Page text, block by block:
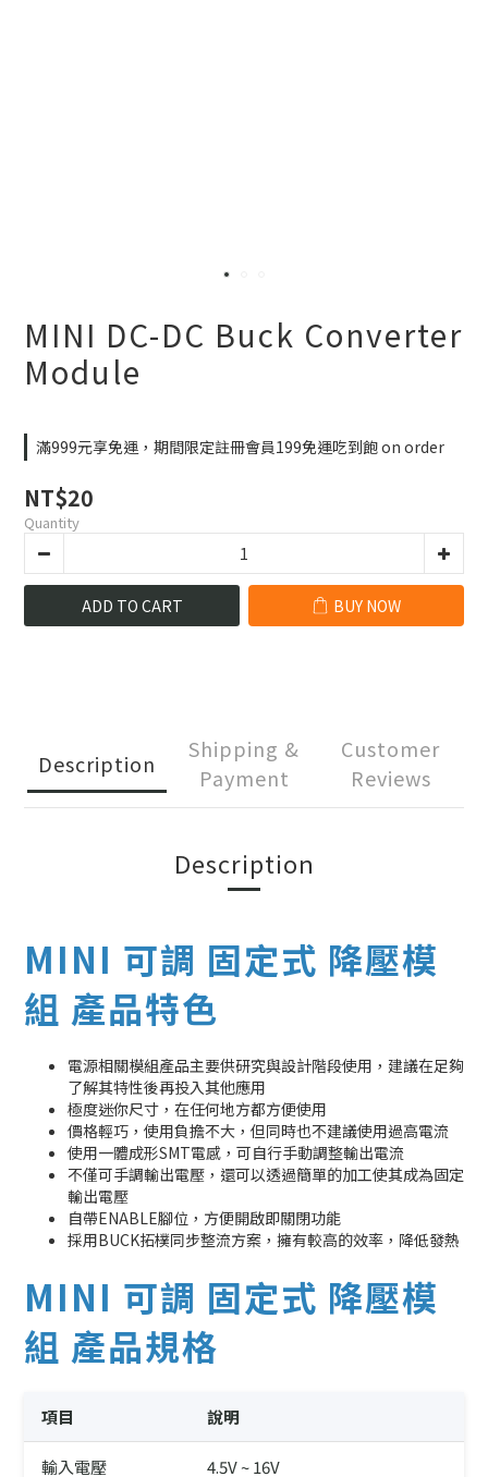
MINI DC-DC Buck Converter
Module
滿999元享免運，期間限定註冊會員199免運吃到飽 on order
NT$20
Quantity
ADD TO CART BUY NOW
Description
Shipping &
Payment
Customer
Reviews
Description
MINI 可調 固定式 降壓模
組 產品特色
電源相關模組產品主要供研究與設計階段使用，建議在足夠
了解其特性後再投入其他應用
極度迷你尺寸，在任何地方都方便使用
價格輕巧，使用負擔不大，但同時也不建議使用過高電流
使用一體成形SMT電感，可自行手動調整輸出電流
不僅可手調輸出電壓，還可以透過簡單的加工使其成為固定
輸出電壓
自帶ENABLE腳位，方便開啟即關閉功能
採用BUCK拓樸同步整流方案，擁有較高的效率，降低發熱
MINI 可調 固定式 降壓模
組 產品規格
項目 說明
輸入電壓 4.5V ~ 16V